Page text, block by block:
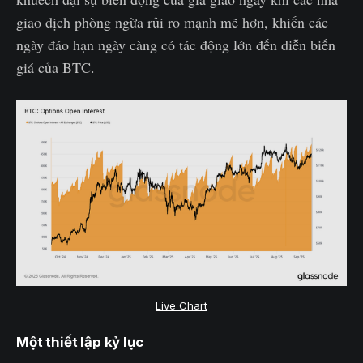
giao dịch phòng ngừa rủi ro mạnh mẽ hơn, khiến các
ngày đáo hạn ngày càng có tác động lớn đến diễn biến
giá của BTC.
Live Chart
Một thiết lập kỷ lục